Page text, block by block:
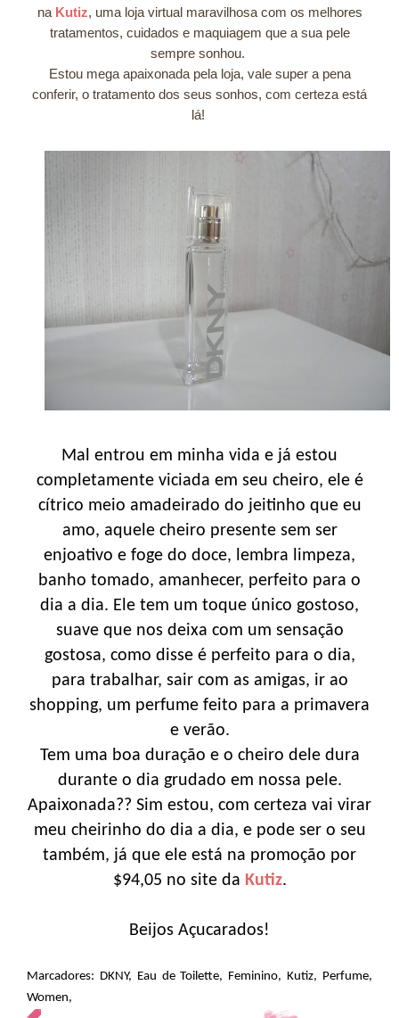
na Kutiz, uma loja virtual maravilhosa com os melhores
tratamentos, cuidados e maquiagem que a sua pele
sempre sonhou.
Estou mega apaixonada pela loja, vale super a pena
conferir, o tratamento dos seus sonhos, com certeza está
lá!
Mal entrou em minha vida e já estou
completamente viciada em seu cheiro, ele é
cítrico meio amadeirado do jeitinho que eu
amo, aquele cheiro presente sem ser
enjoativo e foge do doce, lembra limpeza,
banho tomado, amanhecer, perfeito para o
dia a dia. Ele tem um toque único gostoso,
suave que nos deixa com um sensação
gostosa, como disse é perfeito para o dia,
para trabalhar, sair com as amigas, ir ao
shopping, um perfume feito para a primavera
e verão.
Tem uma boa duração e o cheiro dele dura
durante o dia grudado em nossa pele.
Apaixonada?? Sim estou, com certeza vai virar
meu cheirinho do dia a dia, e pode ser o seu
também, já que ele está na promoção por
$94,05 no site da Kutiz.
Beijos Açucarados!
Marcadores: DKNY, Eau de Toilette, Feminino, Kutiz, Perfume,
Women,